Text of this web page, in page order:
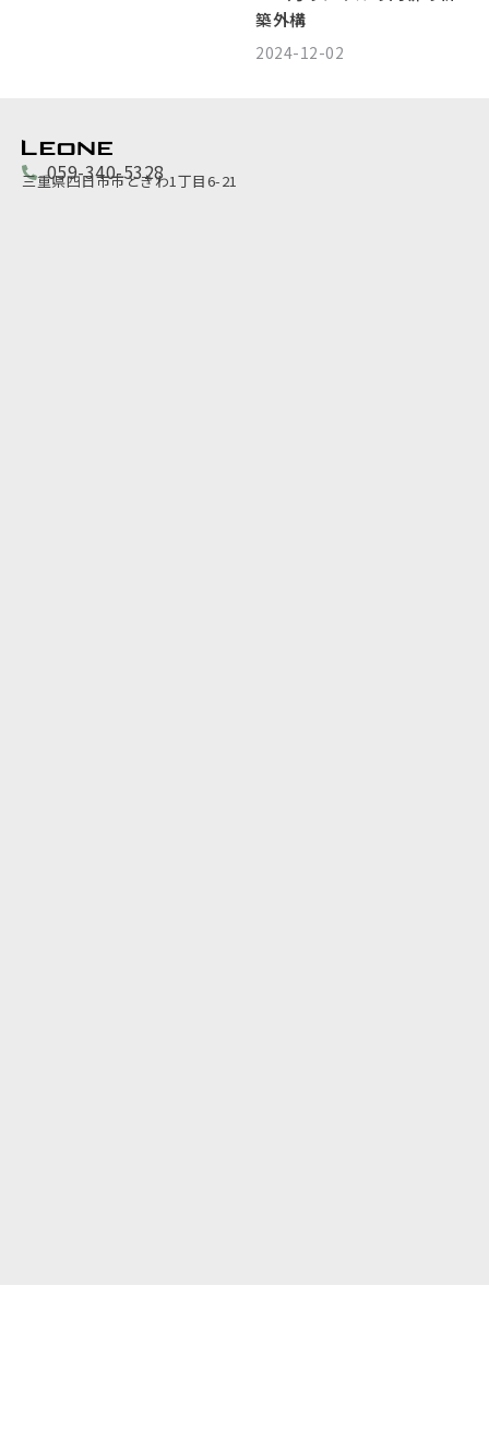
築外構
2024-12-02
059-340-5328
三重県四日市市ときわ1丁目6-21